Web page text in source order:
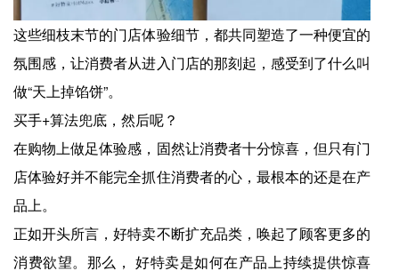
这些细枝末节的门店体验细节，都共同塑造了一种便宜的
氛围感，让消费者从进入门店的那刻起，感受到了什么叫
做“天上掉馅饼”。
买手+算法兜底，然后呢？
在购物上做足体验感，固然让消费者十分惊喜，但只有门
店体验好并不能完全抓住消费者的心，最根本的还是在产
品上。
正如开头所言，好特卖不断扩充品类，唤起了顾客更多的
消费欲望。那么， 好特卖是如何在产品上持续提供惊喜